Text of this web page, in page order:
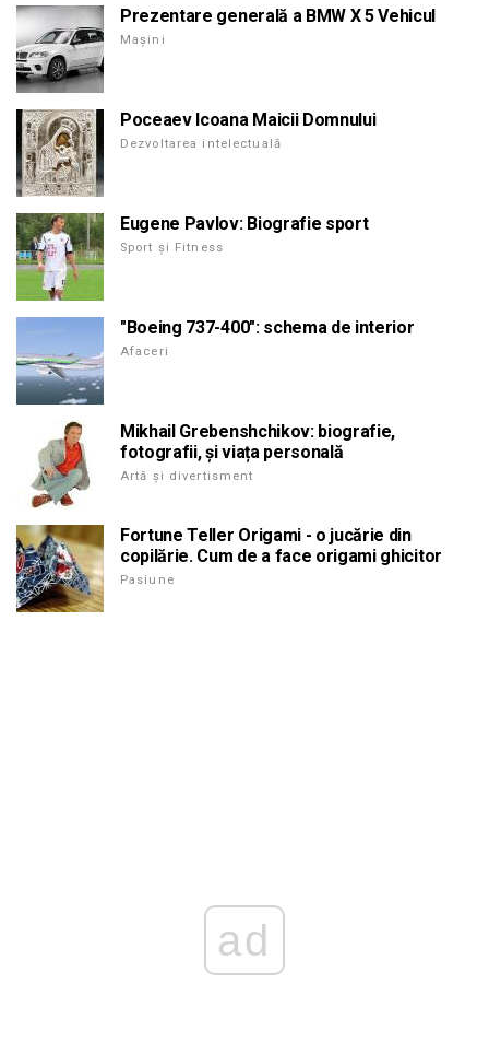
Prezentare generală a BMW X 5 Vehicul
Mașini
Poceaev Icoana Maicii Domnului
Dezvoltarea intelectuală
Eugene Pavlov: Biografie sport
Sport și Fitness
"Boeing 737-400": schema de interior
Afaceri
Mikhail Grebenshchikov: biografie,
fotografii, și viața personală
Artă și divertisment
Fortune Teller Origami - o jucărie din
copilărie. Cum de a face origami ghicitor
Pasiune
ad